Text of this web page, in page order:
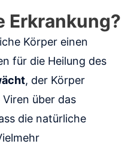
Erkrankung?
Körper einen
für die Heilung des
, der Körper
über das
die natürliche